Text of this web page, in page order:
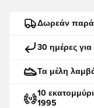
Δωρεάν
30 ημέρες
Τα μέλη
10
1995